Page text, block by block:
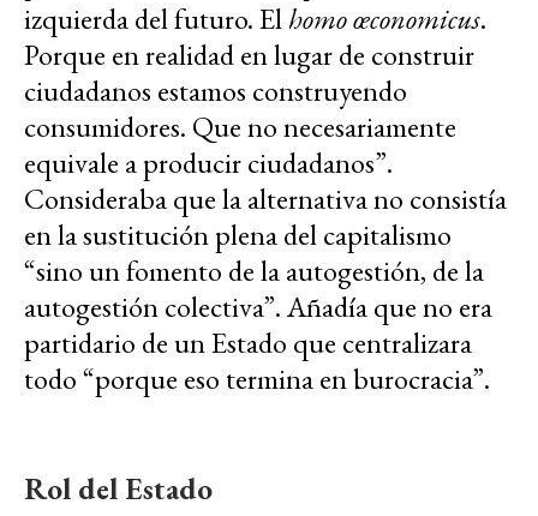
izquierda del futuro. Elhomo œconomicus.
Porque en realidad en lugar de construir
ciudadanos estamos construyendo
consumidores. Que no necesariamente
equivale a producir ciudadanos”.
Consideraba que la alternativa no consistía
en la sustitución plena del capitalismo
“sino un fomento de la autogestión, de la
autogestión colectiva”. Añadía que no era
partidario de un Estado que centralizara
todo “porque eso termina en burocracia”.
Rol del Estado